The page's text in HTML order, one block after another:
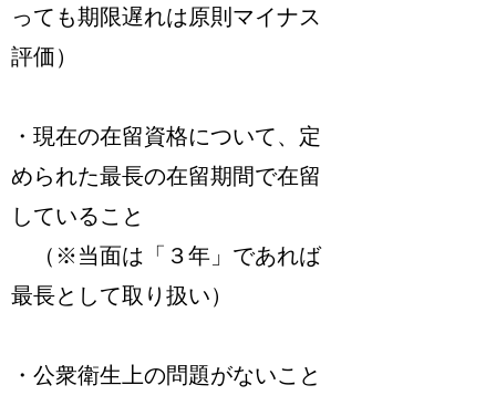
っても期限遅れは原則マイナス
評価）
・現在の在留資格について、定
められた最長の在留期間で在留
していること
（※当面は「３年」であれば
最長として取り扱い）
・公衆衛生上の問題がないこと